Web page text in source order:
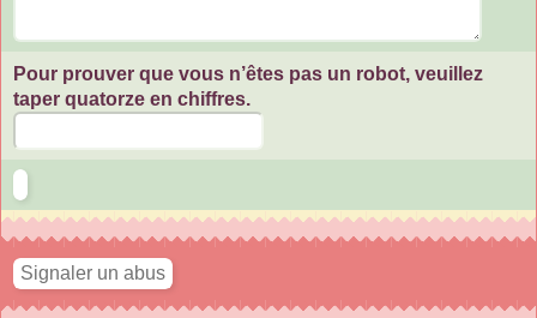
Pour prouver que vous n’êtes pas un robot, veuillez
taper quatorze en chiffres.